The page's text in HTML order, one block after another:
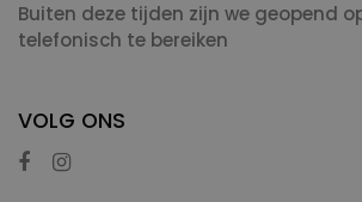
Buiten deze tijden zijn we geopend
telefonisch te bereiken
VOLG ONS